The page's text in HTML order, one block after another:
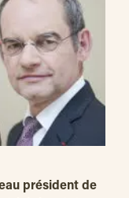
président de